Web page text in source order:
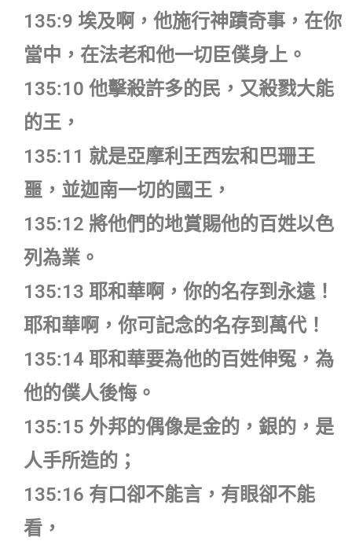
135:9 埃及啊，他施行神蹟奇事，在你
當中，在法老和他一切臣僕身上。
135:10 他擊殺許多的民，又殺戮大能
的王，
135:11 就是亞摩利王西宏和巴珊王
噩，並迦南一切的國王，
135:12 將他們的地賞賜他的百姓以色
列為業。
135:13 耶和華啊，你的名存到永遠！
耶和華啊，你可記念的名存到萬代！
135:14 耶和華要為他的百姓伸冤，為
他的僕人後悔。
135:15 外邦的偶像是金的，銀的，是
人手所造的；
135:16 有口卻不能言，有眼卻不能
看，